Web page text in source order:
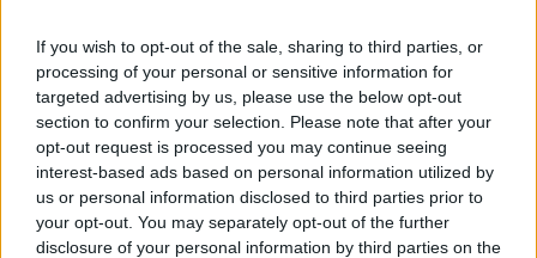
If you wish to opt-out of the sale, sharing to third parties, or
processing of your personal or sensitive information for
targeted advertising by us, please use the below opt-out
section to confirm your selection. Please note that after your
opt-out request is processed you may continue seeing
interest-based ads based on personal information utilized by
us or personal information disclosed to third parties prior to
your opt-out. You may separately opt-out of the further
disclosure of your personal information by third parties on the
leta 2022 po odstopu leta 2013. To pomeni, da bodo
namesto štirih uporabili samo dve krsti, poroča dpa.
Za razliko od mnogih njegovih predhodnikov zadnje
počivališče Frančiška ne bo v Baziliki svetega Petra.
Frančišek je namreč izrazil željo, da bi bil pokopan v